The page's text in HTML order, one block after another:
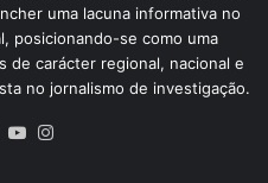
uma lacuna informativa no
posicionando-se como uma
de carácter regional, nacional e
no jornalismo de investigação.
X YouTube